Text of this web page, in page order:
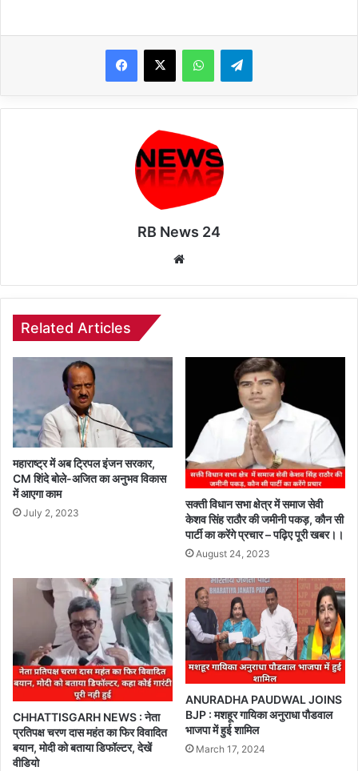
WhatsAppTelegram
RB News 24
Related Articles
महाराष्ट्र में अब ट्रिपल इंजन सरकार,
CM शिंदे बोले-अजित का अनुभव विकास
में आएगा काम
July 2, 2023
सक्ती विधान सभा क्षेत्र में समाज सेवी
केशव सिंह राठौर की जमीनी पकड़, कौन सी
पार्टी का करेंगे प्रचार – पढ़िए पूरी खबर।।
August 24, 2023
CHHATTISGARH NEWS : नेता
प्रतिपक्ष चरण दास महंत का फिर विवादित
बयान, मोदी को बताया डिफॉल्टर, देखें
वीडियो
ANURADHA PAUDWAL JOINS
BJP : मशहूर गायिका अनुराधा पौडवाल
भाजपा में हुई शामिल
March 17, 2024